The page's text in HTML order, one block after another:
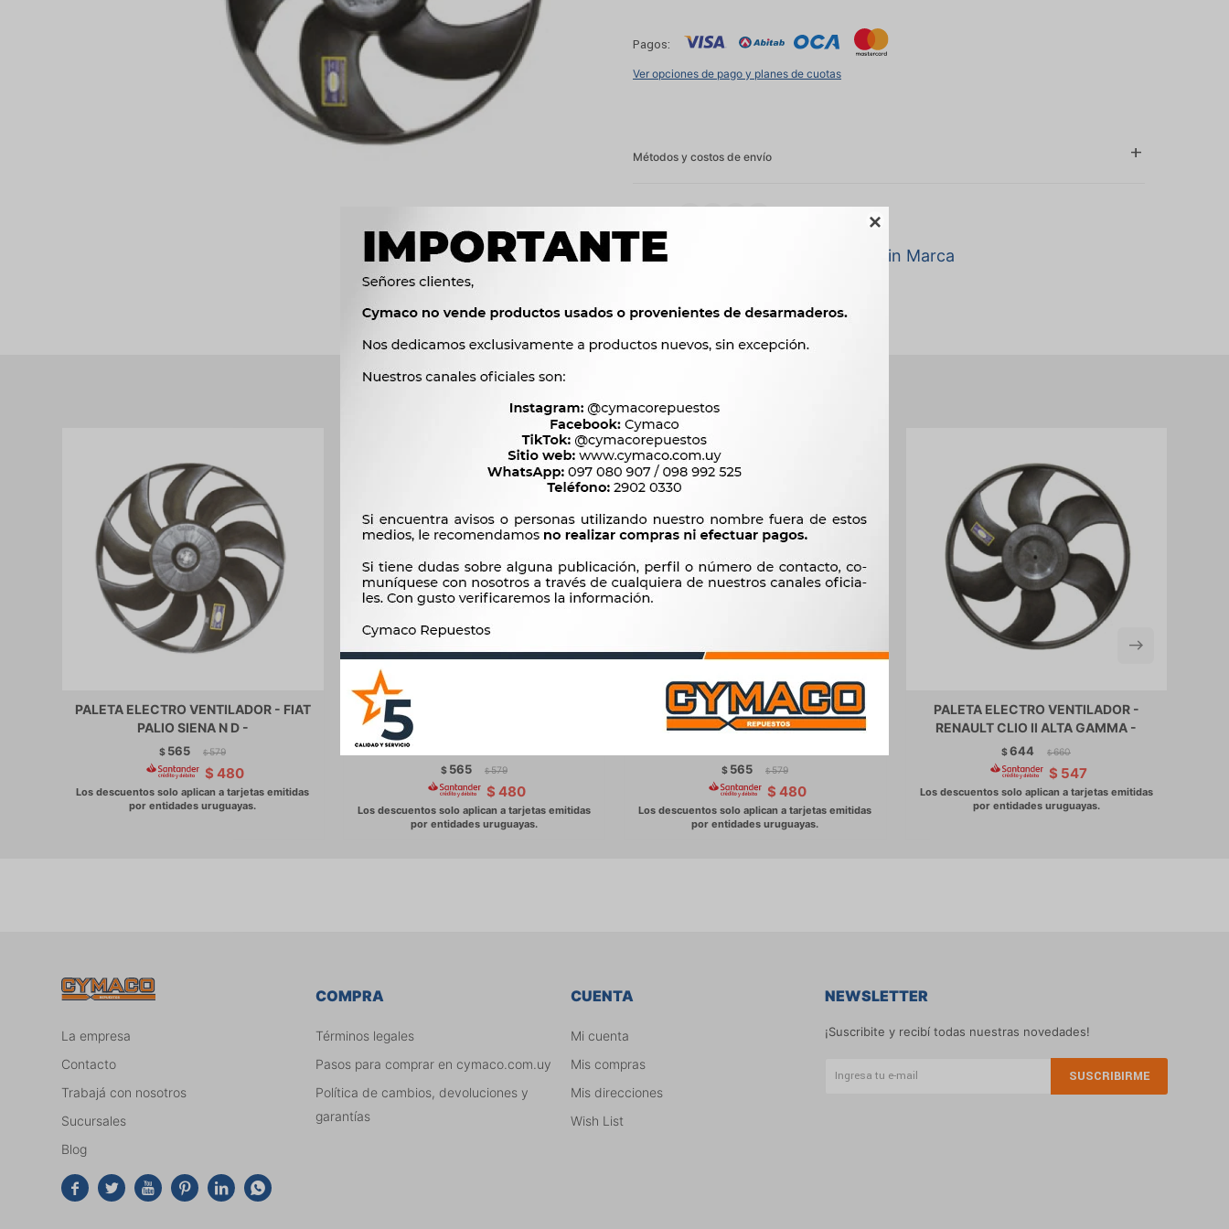

Pagos:
Ver opciones de pago y planes de cuotas
Métodos y costos de envío
Ver mas productos de la marca Sin Marca
PALETA ELECTRO VENTILADOR - FIAT
PALIO SIENA N D -
$ 565 $ 579
$ 480
PALETA ELECTRO VENTILADOR FORD
FIESTA DIESEL 96/ 6 ASPAS 315MM
$ 565 $ 579
$ 480
PALETA ELECTRO VENTILADOR
CITROEN - PEUGEOT ZX 306
$ 565 $ 579
$ 480
PALETA ELECTRO VENTILADOR -
RENAULT CLIO II ALTA GAMMA -
$644 $ 660
$ 547
La empresa
Contacto
Trabajá con nosotros
Sucursales
Blog
     
COMPRA
Términos legales
Pasos para comprar en cymaco.com.uy
Política de cambios, devoluciones y
garantías
CUENTA
Mi cuenta
Mis compras
Mis direcciones
Wish List
NEWSLETTER
¡Suscribite y recibí todas nuestras novedades!
SUSCRIBIRME